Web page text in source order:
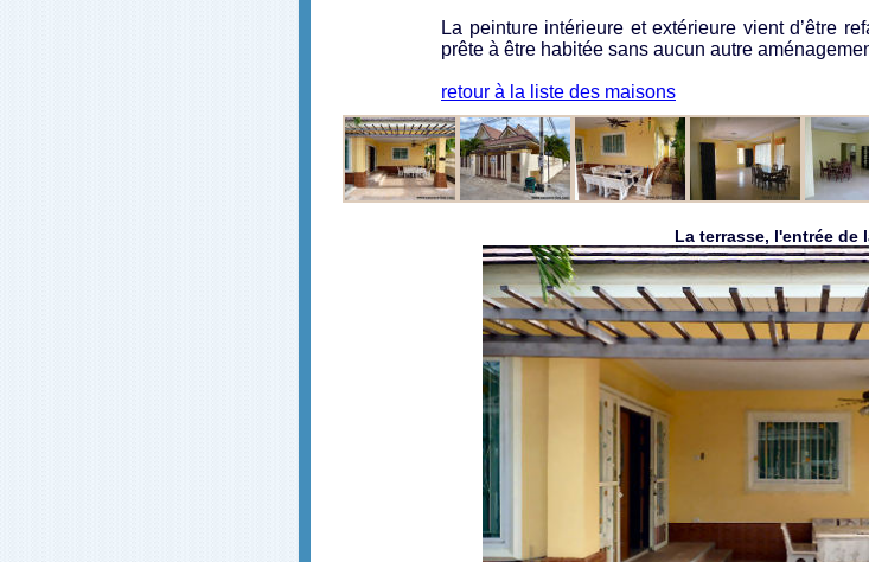
La peinture intérieure et extérieure vient d’être
prête à être habitée sans aucun autre
retour à la liste des maisons
La terrasse, l'entrée de